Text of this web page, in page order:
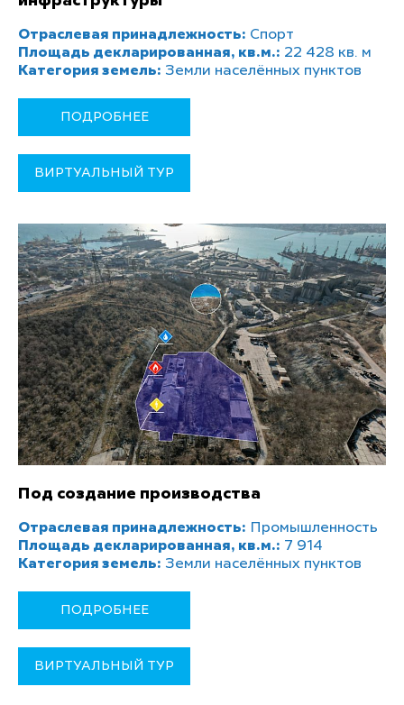
Отраслевая принадлежность: Спорт
Площадь декларированная, кв.м.: 22 428 кв. м
Категория земель: Земли населённых пунктов
ПОДРОБНЕЕ
ВИРТУАЛЬНЫЙ ТУР
Под создание производства
Отраслевая принадлежность: Промышленность
Площадь декларированная, кв.м.: 7 914
Категория земель: Земли населённых пунктов
ПОДРОБНЕЕ
ВИРТУАЛЬНЫЙ ТУР